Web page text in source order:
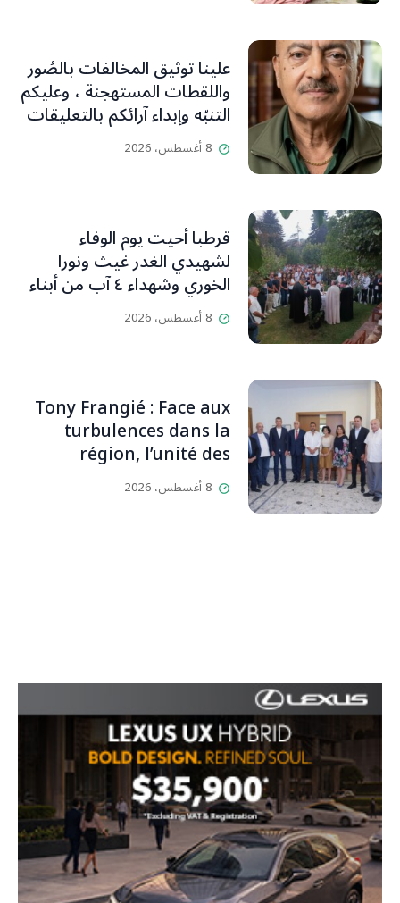
علينا توثيق المخالفات بالصُور
واللقطات المستهجنة ، وعليكم
التنبّه وإبداء آرائكم بالتعليقات
(جورج صبّاغ)
8 أغسطس، 2026
قرطبا أحيت يوم الوفاء
لشهيدي الغدر غيث ونورا
الخوري وشهداء ٤ آب من أبناء
البلدة.. كارين الخوري افرام: لقد
كان بيتنا، بوجود والدي، ينبض
إقفاله لكنه لم يستطع لأنه
بيت رسالة وتاريخ وإيمان وقيم
مستمرة (صور وVideo)
8 أغسطس، 2026
Tony Frangié : Face aux
turbulences dans la
région, l’unité des
Libanais est primordiale
L’OLJ / Par Scarlett
8 أغسطس، 2026